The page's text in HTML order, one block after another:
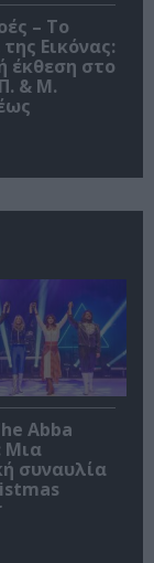
– Το
Εικόνας:
έκθεση στο
& Μ.
Abba
Μια
συναυλία